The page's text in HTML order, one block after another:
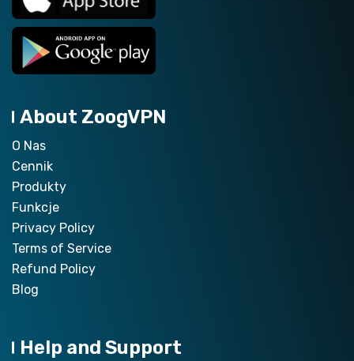
About ZoogVPN
O Nas
Cennik
Produkty
Funkcje
Privacy Policy
Terms of Service
Refund Policy
Blog
Help and Support